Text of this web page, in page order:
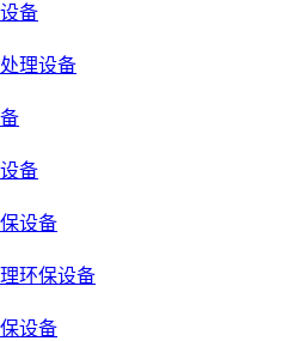
备
理设备
备
设备
环保设备
设备